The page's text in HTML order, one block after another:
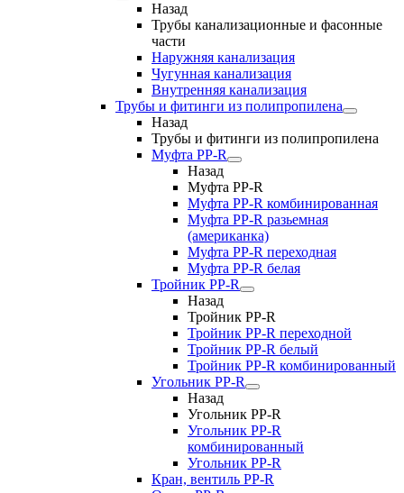
Назад
Трубы канализационные и фасонные
части
Наружняя канализация
Чугунная канализация
Внутренняя канализация
Трубы и фитинги из полипропилена
Назад
Трубы и фитинги из полипропилена
Муфта PP-R
Назад
Муфта PP-R
Муфта РР-R комбинированная
Муфта РР-R разьемная
(американка)
Муфта РР-R переходная
Муфта РР-R белая
Тройник PP-R
Назад
Тройник PP-R
Тройник РР-R переходной
Тройник РР-R белый
Тройник РР-R комбинированный
Угольник PP-R
Назад
Угольник PP-R
Угольник РР-R
комбинированный
Угольник РР-R
Кран, вентиль PP-R